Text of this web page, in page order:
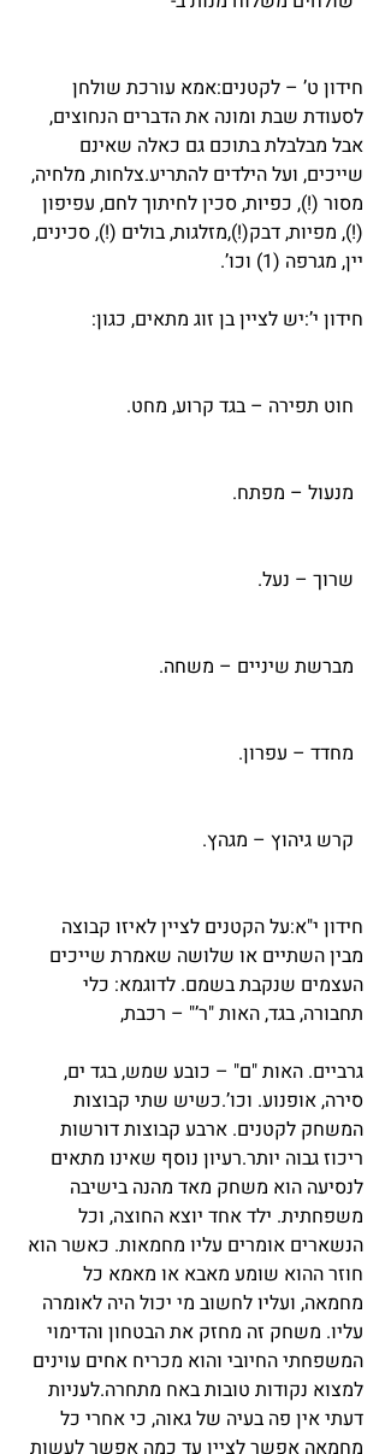
חידון ט’ – לקטנים:אמא עורכת שולחן
לסעודת שבת ומונה את הדברים הנחוצים,
אבל מבלבלת בתוכם גם כאלה שאינם
שייכים, ועל הילדים להתריע.צלחות, מלחיה,
מסור (!), כפיות, סכין לחיתוך לחם, עפיפון
(!), מפיות, דבק(!),מזלגות, בולים (!), סכינים,
יין, מגרפה (1) וכו’.
חידון י’:יש לציין בן זוג מתאים, כגון:
חידון י"א:על הקטנים לציין לאיזו קבוצה
מבין השתיים או שלושה שאמרת שייכים
העצמים שנקבת בשמם. לדוגמא: כלי
תחבורה, בגד, האות "ר’" – רכבת,
גרביים. האות "ם" – כובע שמש, בגד ים,
סירה, אופנוע. וכו’.כשיש שתי קבוצות
המשחק לקטנים. ארבע קבוצות דורשות
ריכוז גבוה יותר.רעיון נוסף שאינו מתאים
לנסיעה הוא משחק מאד מהנה בישיבה
משפחתית. ילד אחד יוצא החוצה, וכל
הנשארים אומרים עליו מחמאות. כאשר הוא
חוזר ההוא שומע מאבא או מאמא כל
מחמאה, ועליו לחשוב מי יכול היה לאומרה
עליו. משחק זה מחזק את הבטחון והדימוי
המשפחתי החיובי והוא מכריח אחים עוינים
למצוא נקודות טובות באח מתחרה.לעניות
דעתי אין פה בעיה של גאוה, כי אחרי כל
מחמאה אפשר לציין עד כמה אפשר לעשות